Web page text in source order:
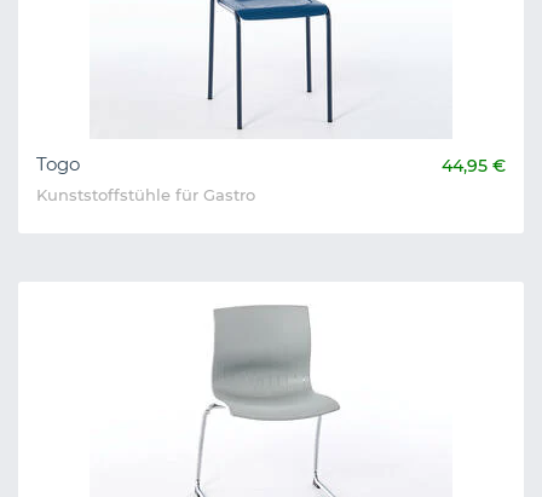
Togo 44,95 €
Kunststoffstühle für Gastro